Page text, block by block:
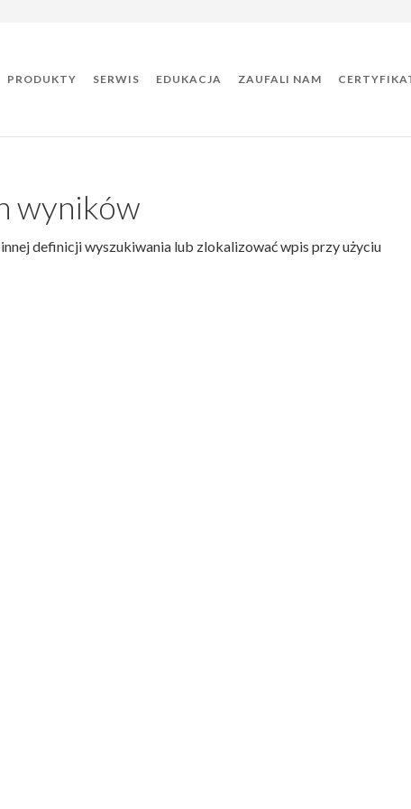
PRODUKTY SERWIS EDUKACJA ZAUFALI NAM
wyników
definicji wyszukiwania lub zlokalizować wpis przy użyciu